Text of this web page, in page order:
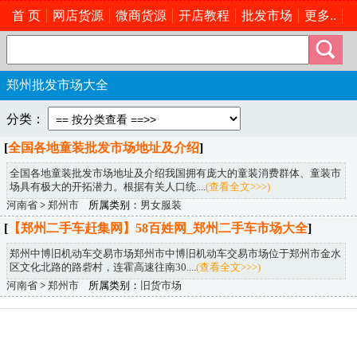
首 页 网店货源 微商货源 开店教程 批发市场 更多..
郑州批发市场大全
分类：
[全国各地童装批发市场地址及介绍]
全国各地童装批发市场地址及介绍我国拥有庞大的童装消费群体、童装市
场具有极大的开拓潜力。根据有关人口统....(查看全文>>>)
河南省 > 郑州市 所属类别： 男女服装
[ 【郑州二手车赶集网】58百姓网_郑州二手车市场大全]
郑州中博旧机动车交易市场郑州市中博旧机动车交易市场位于郑州市金水
区文化北路的路砦村，连霍高速往南30....(查看全文>>>)
河南省 > 郑州市 所属类别： 旧货市场